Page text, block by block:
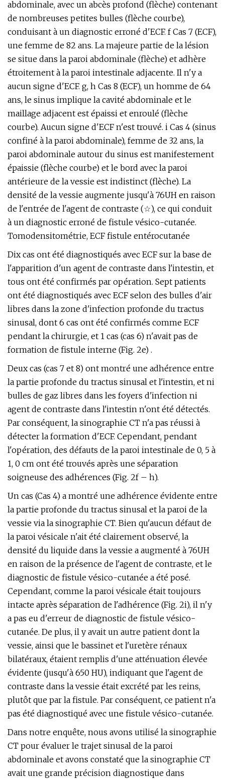
abdominale, avec un abcès profond (flèche) contenant
de nombreuses petites bulles (flèche courbe),
conduisant à un diagnostic erroné d'ECF. f Cas 7 (ECF),
une femme de 82 ans. La majeure partie de la lésion
se situe dans la paroi abdominale (flèche) et adhère
étroitement à la paroi intestinale adjacente. Il n'y a
aucun signe d'ECF. g, h Cas 8 (ECF), un homme de 64
ans, le sinus implique la cavité abdominale et le
maillage adjacent est épaissi et enroulé (flèche
courbe). Aucun signe d'ECF n'est trouvé. i Cas 4 (sinus
confiné à la paroi abdominale), femme de 32 ans, la
paroi abdominale autour du sinus est manifestement
épaissie (flèche courbe) et le bord avec la paroi
antérieure de la vessie est indistinct (flèche). La
densité de la vessie augmente jusqu'à 76UH en raison
de l'entrée de l'agent de contraste (☆), ce qui conduit
à un diagnostic erroné de fistule vésico-cutanée.
Tomodensitométrie, ECF fistule entérocutanée
Dix cas ont été diagnostiqués avec ECF sur la base de
l'apparition d'un agent de contraste dans l'intestin, et
tous ont été confirmés par opération. Sept patients
ont été diagnostiqués avec ECF selon des bulles d'air
libres dans la zone d'infection profonde du tractus
sinusal, dont 6 cas ont été confirmés comme ECF
pendant la chirurgie, et 1 cas (cas 6) n'avait pas de
formation de fistule interne (Fig. 2e) .
Deux cas (cas 7 et 8) ont montré une adhérence entre
la partie profonde du tractus sinusal et l'intestin, et ni
bulles de gaz libres dans les foyers d'infection ni
agent de contraste dans l'intestin n'ont été détectés.
Par conséquent, la sinographie CT n'a pas réussi à
détecter la formation d'ECF. Cependant, pendant
l'opération, des défauts de la paroi intestinale de 0, 5 à
1, 0 cm ont été trouvés après une séparation
soigneuse des adhérences (Fig. 2f – h).
Un cas (Cas 4) a montré une adhérence évidente entre
la partie profonde du tractus sinusal et la paroi de la
vessie via la sinographie CT. Bien qu'aucun défaut de
la paroi vésicale n'ait été clairement observé, la
densité du liquide dans la vessie a augmenté à 76UH
en raison de la présence de l'agent de contraste, et le
diagnostic de fistule vésico-cutanée a été posé.
Cependant, comme la paroi vésicale était toujours
intacte après séparation de l'adhérence (Fig. 2i), il n'y
a pas eu d'erreur de diagnostic de fistule vésico-
cutanée. De plus, il y avait un autre patient dont la
vessie, ainsi que le bassinet et l'uretère rénaux
bilatéraux, étaient remplis d'une atténuation élevée
évidente (jusqu'à 650 HU), indiquant que l'agent de
contraste dans la vessie était excrété par les reins,
plutôt que par la fistule. Par conséquent, ce patient n'a
pas été diagnostiqué avec une fistule vésico-cutanée.
Dans notre enquête, nous avons utilisé la sinographie
CT pour évaluer le trajet sinusal de la paroi
abdominale et avons constaté que la sinographie CT
avait une grande précision diagnostique dans